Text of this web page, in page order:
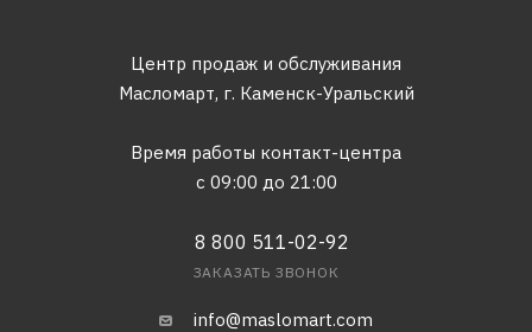
Центр продаж и обслуживания
Масломарт, г. Каменск-Уральский
Время работы контакт-центра
с 09:00 до 21:00
8 800 511-02-92
ЗАКАЗАТЬ ЗВОНОК
info@maslomart.com